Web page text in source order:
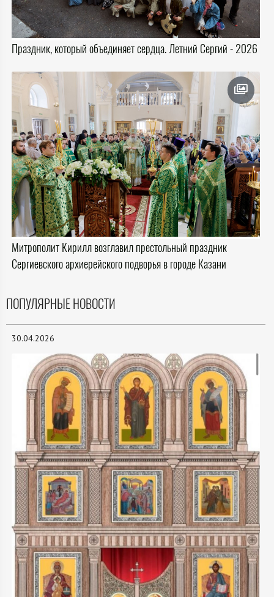
Праздник, который объединяет сердца. Летний Сергий - 2026
Митрополит Кирилл возглавил престольный праздник
Сергиевского архиерейского подворья в городе Казани
ПОПУЛЯРНЫЕ НОВОСТИ
30.04.2026